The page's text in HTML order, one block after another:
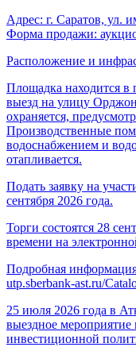
Адрес: г. Саратов, ул.
Форма продажи:
Расположение и
Площадка находится
выезд на улицу
охраняется,
Производственные
водоснабжением и
отапливается.
Подать заявку на
сентября 2026 года.
Торги состоятся 28
времени на
Подробная
utp.sberbank-ast.ru/
25 июля 2026 года в
выездное мероприятие
инвестиционной